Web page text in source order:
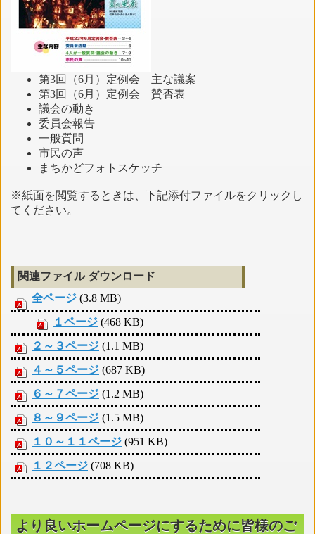
第3回（6月）定例会 主な議案
第3回（6月）定例会 賛否表
議会の動き
委員会報告
一般質問
市民の声
まちかどフォトスケッチ
※紙面を閲覧するときは、下記添付ファイルをクリックし
てください。
関連ファイル ダウンロード
全ページ (3.8 MB)
１ページ (468 KB)
２～３ページ (1.1 MB)
４～５ページ (687 KB)
６～７ページ (1.2 MB)
８～９ページ (1.5 MB)
１０～１１ページ (951 KB)
１２ページ (708 KB)
より良いホームページにするために皆様のご